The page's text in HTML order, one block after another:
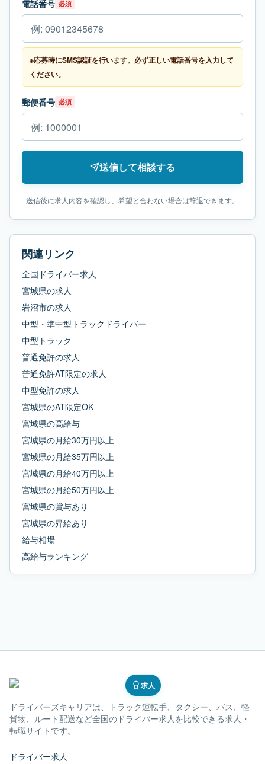
電話番号 必須
※応募時にSMS認証を行います。必ず正しい電話番号を入力して
ください。
郵便番号 必須
送信して相談する
送信後に求人内容を確認し、希望と合わない場合は辞退できます。
関連リンク
全国ドライバー求人
宮城県の求人
岩沼市の求人
中型・準中型トラックドライバー
中型トラック
普通免許の求人
普通免許AT限定の求人
中型免許の求人
宮城県のAT限定OK
宮城県の高給与
宮城県の月給30万円以上
宮城県の月給35万円以上
宮城県の月給40万円以上
宮城県の月給50万円以上
宮城県の賞与あり
宮城県の昇給あり
給与相場
高給与ランキング
求人
ドライバーズキャリアは、トラック運転手、タクシー、バス、軽
貨物、ルート配送など全国のドライバー求人を比較できる求人・
転職サイトです。
ドライバー求人